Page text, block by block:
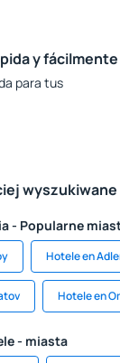
y fácilmente
para tus
- Popularne
Hotele en
Hotele en
- miasta